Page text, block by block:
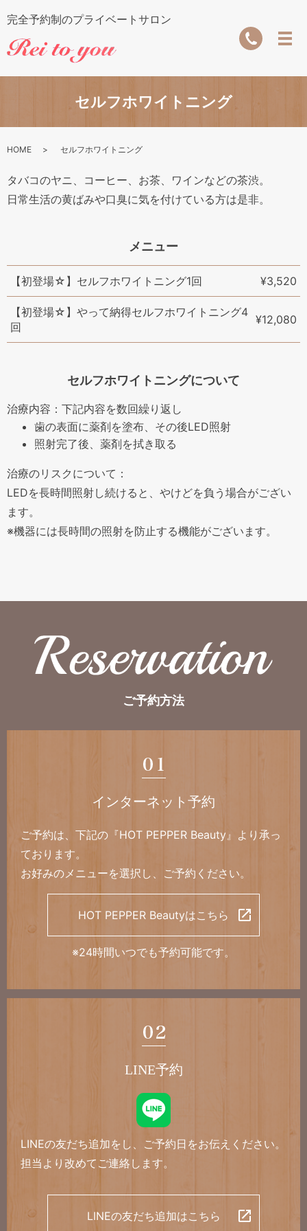
完全予約制のプライベートサロン
セルフホワイトニング
HOME セルフホワイトニング
タバコのヤニ、コーヒー、お茶、ワインなどの茶渋。
日常生活の黄ばみや口臭に気を付けている方は是非。
メニュー
【初登場☆】セルフホワイトニング1回 ¥3,520
【初登場☆】やって納得セルフホワイトニング4
回
¥12,080
セルフホワイトニングについて
治療内容：下記内容を数回繰り返し
歯の表面に薬剤を塗布、その後LED照射
照射完了後、薬剤を拭き取る
治療のリスクについて：
LEDを長時間照射し続けると、やけどを負う場合がござい
ます。
※機器には長時間の照射を防止する機能がございます。
ご予約方法
インターネット予約
ご予約は、下記の 『HOT PEPPER Beauty』 より承っ
ております。
お好みのメニューを選択し、 ご予約ください。
HOT PEPPER Beautyはこちら
※24時間いつでも予約可能です。
LINE予約
LINEの友だち追加をし、 ご予約日をお伝えください。
担当より改めてご連絡します。
LINEの友だち追加はこちら